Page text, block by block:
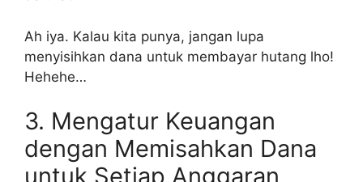
Ah iya. Kalau kita punya, jangan lupa
menyisihkan dana untuk membayar hutang lho!
Hehehe…
3. Mengatur Keuangan
dengan Memisahkan Dana
untuk Setiap Anggaran